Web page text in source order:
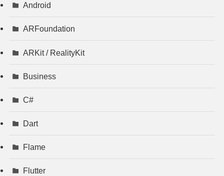
Android
ARFoundation
ARKit / RealityKit
Business
C#
Dart
Flame
Flutter